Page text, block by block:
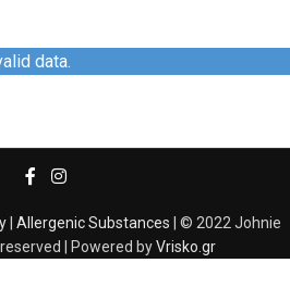
data.
| Allergenic Substances | © 2022 Johnie
| Powered byVrisko.gr